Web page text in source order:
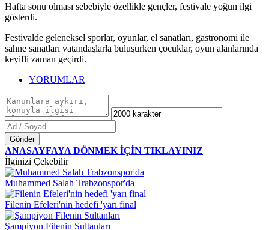
Hafta sonu olması sebebiyle özellikle gençler, festivale yoğun ilgi
gösterdi.
Festivalde geleneksel sporlar, oyunlar, el sanatları, gastronomi ile
sahne sanatları vatandaşlarla buluşurken çocuklar, oyun alanlarında
keyifli zaman geçirdi.
YORUMLAR
Gönder
ANASAYFAYA DÖNMEK İÇİN TIKLAYINIZ
İlginizi Çekebilir
Muhammed Salah Trabzonspor'da
Filenin Efeleri'nin hedefi 'yarı final
Şampiyon Filenin Sultanları